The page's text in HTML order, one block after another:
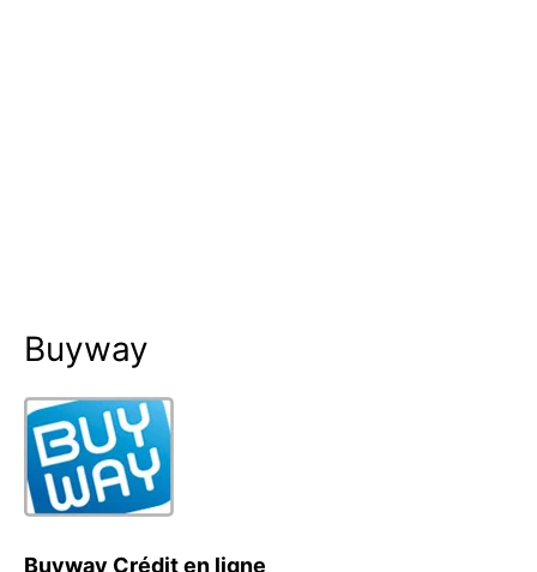
Buyway
Buyway Crédit en ligne